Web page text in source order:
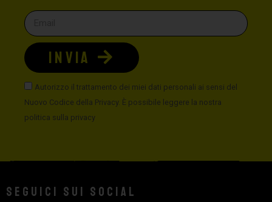
Autorizzo il trattamento dei miei dati personali ai sensi del
Nuovo Codice della Privacy. È possibile leggere la nostra
politica sulla privacy
INVIA
Seguici sui social